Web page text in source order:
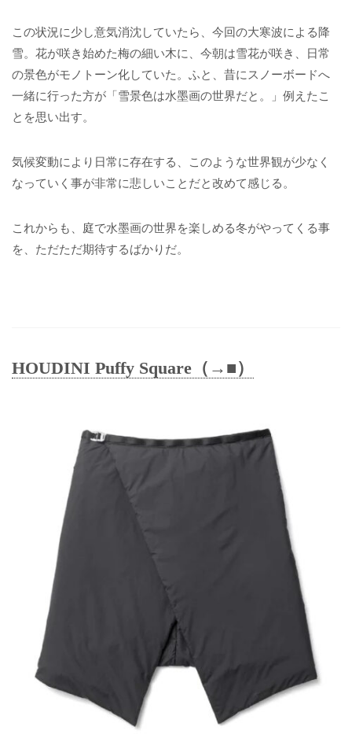
この状況に少し意気消沈していたら、今回の大寒波による降
雪。花が咲き始めた梅の細い木に、今朝は雪花が咲き、日常
の景色がモノトーン化していた。ふと、昔にスノーボードへ
一緒に行った方が「雪景色は水墨画の世界だと。」例えたこ
とを思い出す。
気候変動により日常に存在する、このような世界観が少なく
なっていく事が非常に悲しいことだと改めて感じる。
これからも、庭で水墨画の世界を楽しめる冬がやってくる事
を、ただただ期待するばかりだ。
HOUDINI Puffy Square（→■）